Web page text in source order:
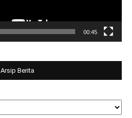
00:45
Arsip Berita